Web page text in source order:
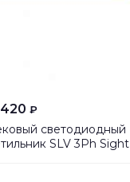
₽
светодиодный
SLV 3Ph Sight